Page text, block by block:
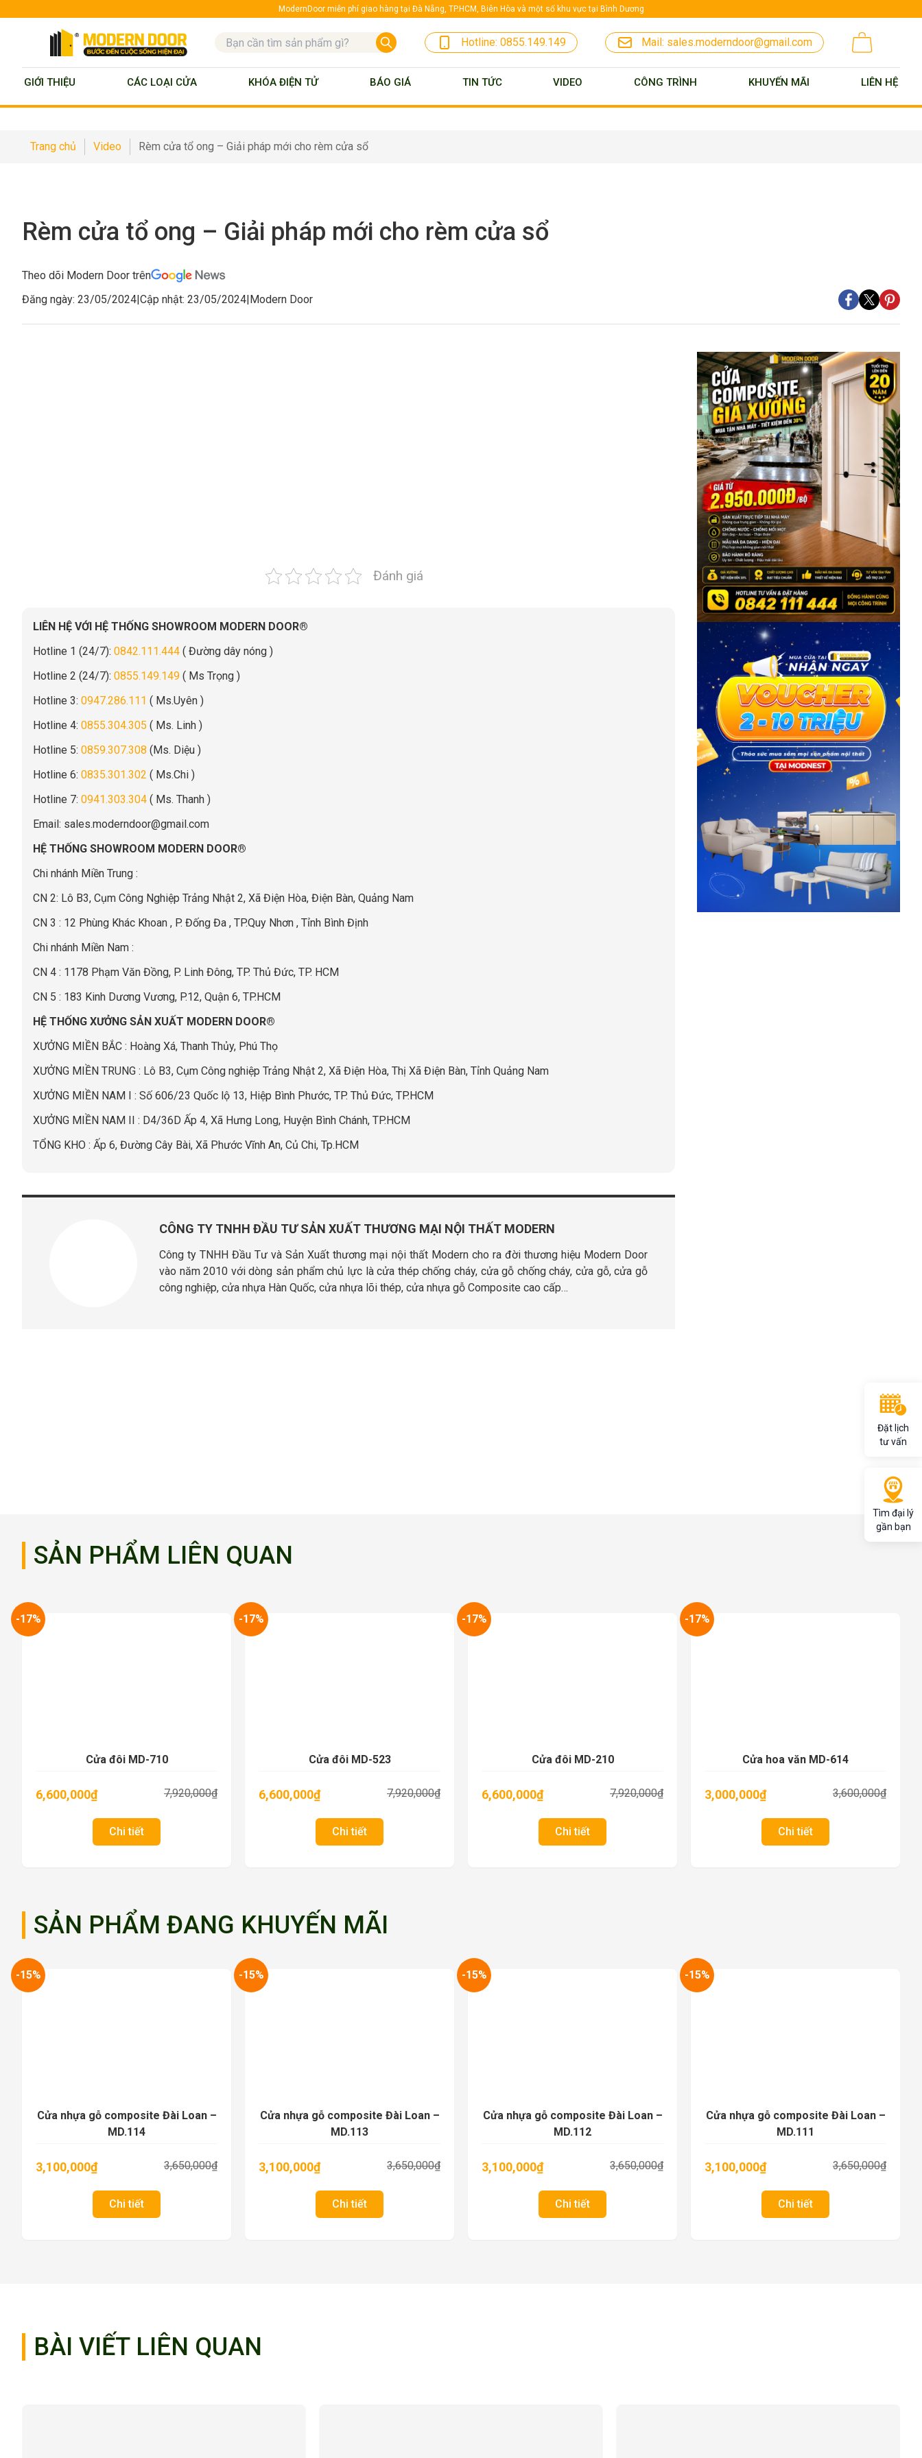
ModernDoor miễn phí giao hàng tại Đà Nẵng, TP.HCM, Biên Hòa và một số khu vực tại Bình Dương
Hotline: 0855.149.149 Mail: sales.moderndoor@gmail.com
GIỚI THIỆU CÁC LOẠI CỬA KHÓA ĐIỆN TỬ BÁO GIÁ TIN TỨC VIDEO CÔNG TRÌNH KHUYẾN MÃI LIÊN HỆ
Trang chủ Video Rèm cửa tổ ong – Giải pháp mới cho rèm cửa sổ
Rèm cửa tổ ong – Giải pháp mới cho rèm cửa sổ
Theo dõi Modern Door trên
Đăng ngày: 23/05/2024|Cập nhật: 23/05/2024|Modern Door
Đánh giá
LIÊN HỆ VỚI HỆ THỐNG SHOWROOM MODERN DOOR®
Hotline 1 (24/7): 0842.111.444 ( Đường dây nóng )
Hotline 2 (24/7): 0855.149.149 ( Ms Trọng )
Hotline 3: 0947.286.111 ( Ms.Uyên )
Hotline 4: 0855.304.305 ( Ms. Linh )
Hotline 5: 0859.307.308 (Ms. Diệu )
Hotline 6: 0835.301.302 ( Ms.Chi )
Hotline 7: 0941.303.304 ( Ms. Thanh )
Email: sales.moderndoor@gmail.com
HỆ THỐNG SHOWROOM MODERN DOOR®
Chi nhánh Miền Trung :
CN 2: Lô B3, Cụm Công Nghiệp Trảng Nhật 2, Xã Điện Hòa, Điện Bàn, Quảng Nam
CN 3 : 12 Phùng Khác Khoan , P. Đống Đa , TP.Quy Nhơn , Tỉnh Bình Định
Chi nhánh Miền Nam :
CN 4 : 1178 Phạm Văn Đồng, P. Linh Đông, TP. Thủ Đức, TP. HCM
CN 5 : 183 Kinh Dương Vương, P.12, Quận 6, TP.HCM
HỆ THỐNG XƯỞNG SẢN XUẤT MODERN DOOR®
XƯỞNG MIỀN BẮC : Hoàng Xá, Thanh Thủy, Phú Thọ
XƯỞNG MIỀN TRUNG : Lô B3, Cụm Công nghiệp Trảng Nhật 2, Xã Điện Hòa, Thị Xã Điện Bàn, Tỉnh Quảng Nam
XƯỞNG MIỀN NAM I : Số 606/23 Quốc lộ 13, Hiệp Bình Phước, TP. Thủ Đức, TP.HCM
XƯỞNG MIỀN NAM II : D4/36D Ấp 4, Xã Hưng Long, Huyện Bình Chánh, TP.HCM
TỔNG KHO : Ấp 6, Đường Cây Bài, Xã Phước Vĩnh An, Củ Chi, Tp.HCM
CÔNG TY TNHH ĐẦU TƯ SẢN XUẤT THƯƠNG MẠI NỘI THẤT MODERN
Công ty TNHH Đầu Tư và Sản Xuất thương mại nội thất Modern cho ra đời thương hiệu Modern Door
vào năm 2010 với dòng sản phẩm chủ lực là cửa thép chống cháy, cửa gỗ chống cháy, cửa gỗ, cửa gỗ
công nghiệp, cửa nhựa Hàn Quốc, cửa nhựa lõi thép, cửa nhựa gỗ Composite cao cấp…
SẢN PHẨM LIÊN QUAN
-17%
Cửa đôi MD-710
6,600,000₫ 7,920,000₫
Chi tiết
-17%
Cửa đôi MD-523
6,600,000₫ 7,920,000₫
Chi tiết
-17%
Cửa đôi MD-210
6,600,000₫ 7,920,000₫
Chi tiết
-17%
Cửa hoa văn MD-614
3,000,000₫ 3,600,000₫
Chi tiết
SẢN PHẨM ĐANG KHUYẾN MÃI
-15%
Cửa nhựa gỗ composite Đài Loan –
MD.114
3,100,000₫ 3,650,000₫
Chi tiết
-15%
Cửa nhựa gỗ composite Đài Loan –
MD.113
3,100,000₫ 3,650,000₫
Chi tiết
-15%
Cửa nhựa gỗ composite Đài Loan –
MD.112
3,100,000₫ 3,650,000₫
Chi tiết
-15%
Cửa nhựa gỗ composite Đài Loan –
MD.111
3,100,000₫ 3,650,000₫
Chi tiết
BÀI VIẾT LIÊN QUAN
Đặt lịch
tư vấn
Tìm đại lý
gần bạn